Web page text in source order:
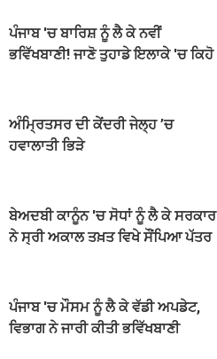
ਪੰਜਾਬ 'ਚ ਬਾਰਿਸ਼ ਨੂੰ ਲੈ ਕੇ ਨਵੀਂ
ਭਵਿੱਖਬਾਣੀ! ਜਾਣੋ ਤੁਹਾਡੇ ਇਲਾਕੇ 'ਚ ਕਿਹੋ
ਅੰਮ੍ਰਿਤਸਰ ਦੀ ਕੇਂਦਰੀ ਜੇਲ੍ਹ ’ਚ
ਹਵਾਲਾਤੀ ਭਿੜੇ
ਬੇਅਦਬੀ ਕਾਨੂੰਨ 'ਚ ਸੋਧਾਂ ਨੂੰ ਲੈ ਕੇ ਸਰਕਾਰ
ਨੇ ਸ੍ਰੀ ਅਕਾਲ ਤਖ਼ਤ ਵਿਖੇ ਸੌਂਪਿਆ ਪੱਤਰ
ਪੰਜਾਬ 'ਚ ਮੌਸਮ ਨੂੰ ਲੈ ਕੇ ਵੱਡੀ ਅਪਡੇਟ,
ਵਿਭਾਗ ਨੇ ਜਾਰੀ ਕੀਤੀ ਭਵਿੱਖਬਾਣੀ